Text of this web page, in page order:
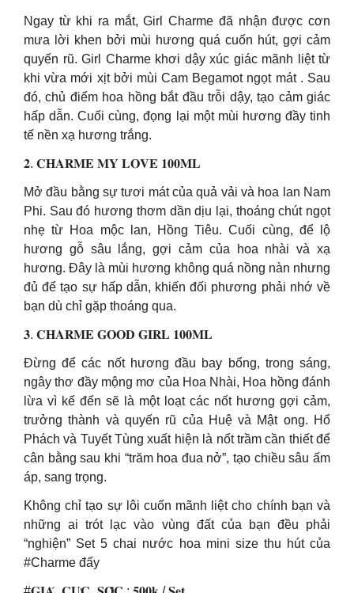
Ngay từ khi ra mắt, Girl Charme đã nhận được cơn
mưa lời khen bởi mùi hương quá cuốn hút, gợi cảm
quyến rũ. Girl Charme khơi dậy xúc giác mãnh liệt từ
khi vừa mới xịt bởi mùi Cam Begamot ngọt mát . Sau
đó, chủ điểm hoa hồng bắt đầu trỗi dậy, tạo cảm giác
hấp dẫn. Cuối cùng, đọng lại một mùi hương đầy tinh
tế nền xạ hương trắng.
𝟐. 𝐂𝐇𝐀𝐑𝐌𝐄 𝐌𝐘 𝐋𝐎𝐕𝐄 𝟏𝟎𝟎𝐌𝐋
Mở đầu bằng sự tươi mát của quả vải và hoa lan Nam
Phi. Sau đó hương thơm dần dịu lại, thoáng chút ngọt
nhẹ từ Hoa mộc lan, Hồng Tiêu. Cuối cùng, để lộ
hương gỗ sâu lắng, gợi cảm của hoa nhài và xạ
hương. Đây là mùi hương không quá nồng nàn nhưng
đủ để tạo sự hấp dẫn, khiến đối phương phải nhớ về
bạn dù chỉ gặp thoáng qua.
𝟑. 𝐂𝐇𝐀𝐑𝐌𝐄 𝐆𝐎𝐎𝐃 𝐆𝐈𝐑𝐋 𝟏𝟎𝟎𝐌𝐋
Đừng để các nốt hương đầu bay bổng, trong sáng,
ngây thơ đầy mộng mơ của Hoa Nhài, Hoa hồng đánh
lừa vì kế đến sẽ là một loạt các nốt hương gợi cảm,
trưởng thành và quyến rũ của Huệ và Mật ong. Hổ
Phách và Tuyết Tùng xuất hiện là nốt trầm cần thiết để
cân bằng sau khi “trăm hoa đua nở”, tạo chiều sâu ấm
áp, sang trọng.
Không chỉ tạo sự lôi cuốn mãnh liệt cho chính bạn và
những ai trót lạc vào vùng đất của bạn đều phải
“nghiện” Set 5 chai nước hoa mini size thu hút của
#Charme đấy